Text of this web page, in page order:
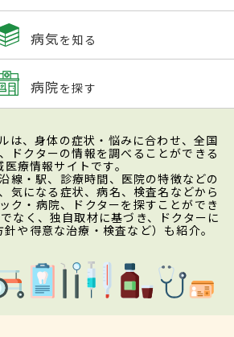
病気を知る
病院を探す
は、身体の症状・悩みに合わせ、全国
ドクターの情報を調べることができる
医療情報サイトです。
線・駅、診療時間、医院の特徴などの
気になる症状、病名、検査名などから
ク・病院、ドクターを探すことができ
なく、独自取材に基づき、ドクターに
や得意な治療・検査など）も紹介。